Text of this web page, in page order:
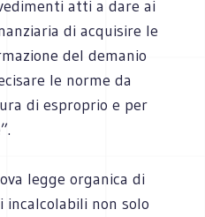
atti a dare ai
di acquisire le
del demanio
le norme da
di esproprio e per
legge organica di
non solo